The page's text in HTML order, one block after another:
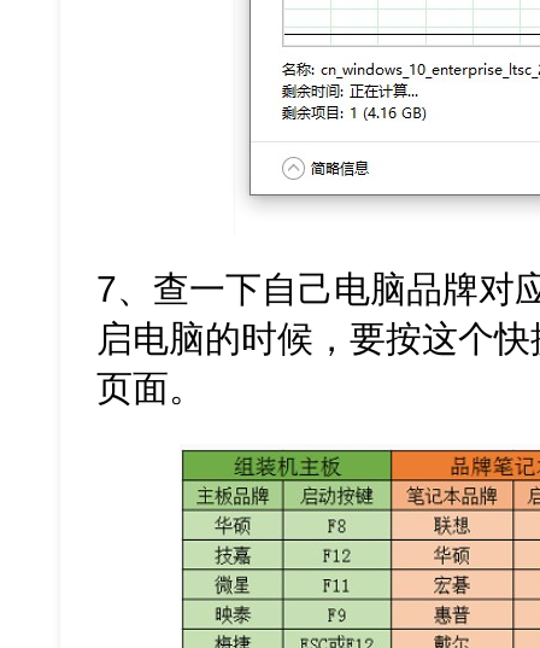
7、查一下自己电脑品牌对
启电脑的时候，要按这个
页面。